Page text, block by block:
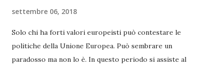
settembre 06, 2018
Solo chi ha forti valori europeisti può contestare le
politiche della Unione Europea. Può sembrare un
paradosso ma non lo è. In questo periodo si assiste al